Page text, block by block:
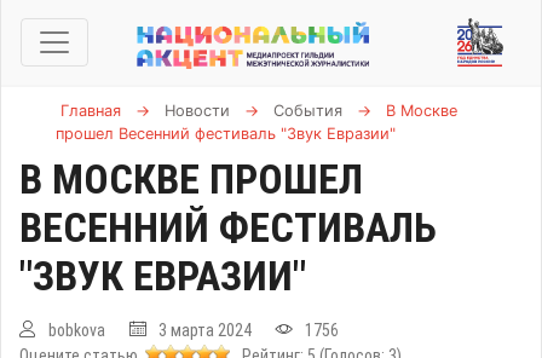
Главная → Новости → События →
В Москве
прошел Весенний фестиваль "Звук Евразии"
В МОСКВЕ ПРОШЕЛ
ВЕСЕННИЙ ФЕСТИВАЛЬ
"ЗВУК ЕВРАЗИИ"
bobkova 3 марта 2024
1756